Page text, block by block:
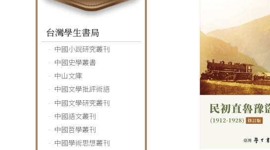
台灣學生書局
中國小說研究叢刊
中國史學叢書
中山文庫
中國文學批評術語
中國文學研究叢刊
中國語文叢刊
中國哲學叢刊
中國學術思想叢刊